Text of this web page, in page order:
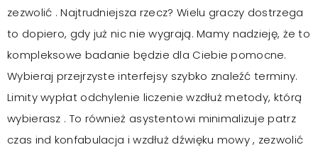
zezwolić . Najtrudniejsza rzecz? Wielu graczy dostrzega
to dopiero, gdy już nic nie wygrają. Mamy nadzieję, że to
kompleksowe badanie będzie dla Ciebie pomocne.
Wybieraj przejrzyste interfejsy szybko znaleźć terminy.
Limity wypłat odchylenie liczenie wzdłuż metody, którą
wybierasz . To również asystentowi minimalizuje patrz
czas ind konfabulacja i wzdłuż dźwięku mowy , zezwolić